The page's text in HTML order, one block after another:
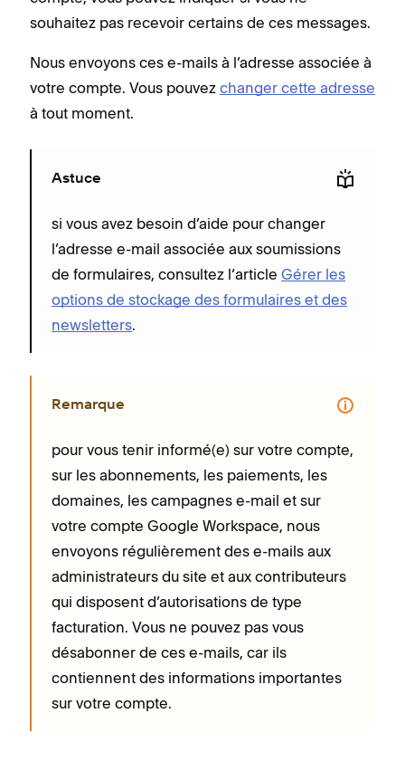
souhaitez pas recevoir certains de ces messages.
Nous envoyons ces e-mails à l’adresse associée à
votre compte. Vous pouvez changer cette adresse
à tout moment.
Astuce
si vous avez besoin d’aide pour changer
l’adresse e-mail associée aux soumissions
de formulaires, consultez l‘article Gérer les
options de stockage des formulaires et des
newsletters.
Remarque
pour vous tenir informé(e) sur votre compte,
sur les abonnements, les paiements, les
domaines, les campagnes e-mail et sur
votre compte Google Workspace, nous
envoyons régulièrement des e-mails aux
administrateurs du site et aux contributeurs
qui disposent d’autorisations de type
facturation. Vous ne pouvez pas vous
désabonner de ces e-mails, car ils
contiennent des informations importantes
sur votre compte.